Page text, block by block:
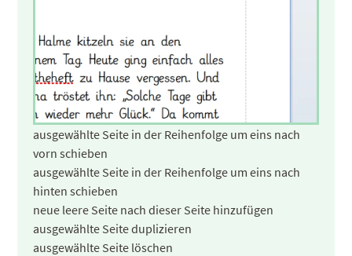
ausgewählte Seite in der Reihenfolge um eins nach
vorn schieben
ausgewählte Seite in der Reihenfolge um eins nach
hinten schieben
neue leere Seite nach dieser Seite hinzufügen
ausgewählte Seite duplizieren
ausgewählte Seite löschen